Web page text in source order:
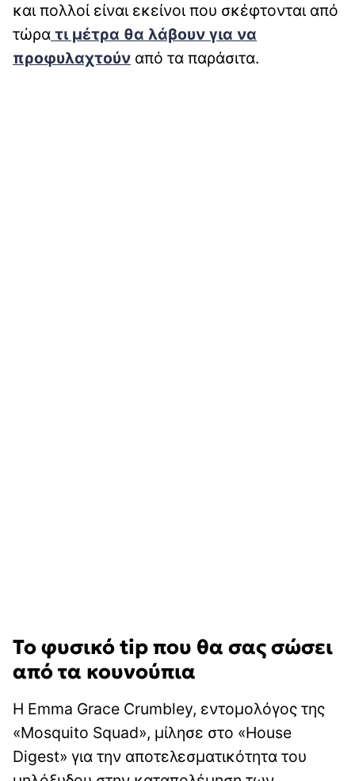
και πολλοί είναι εκείνοι που σκέφτονται από
τώρα τι μέτρα θα λάβουν για να
προφυλαχτούν από τα παράσιτα.
Το φυσικό tip που θα σας σώσει
από τα κουνούπια
Η Emma Grace Crumbley, εντομολόγος της
«Mosquito Squad», μίλησε στο «House
Digest» για την αποτελεσματικότητα του